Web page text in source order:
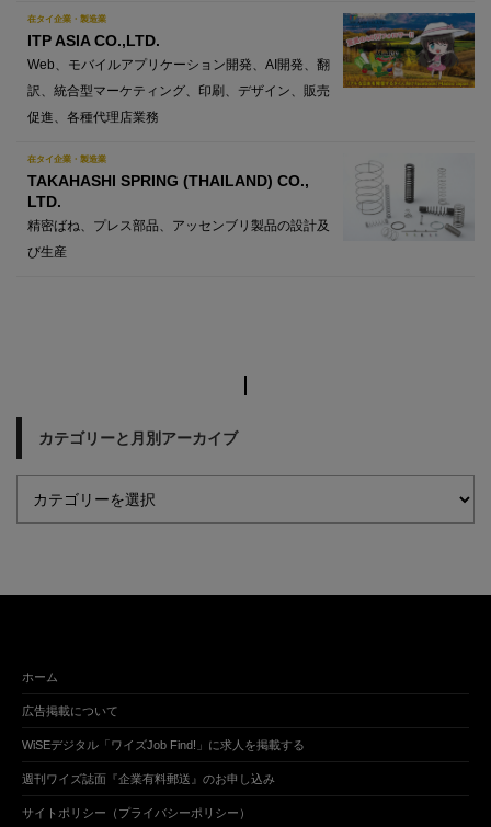
在タイ企業・製造業
ITP ASIA CO.,LTD.
Web、モバイルアプリケーション開発、AI開発、翻
訳、統合型マーケティング、印刷、デザイン、販売
促進、各種代理店業務
在タイ企業・製造業
TAKAHASHI SPRING (THAILAND) CO.,
LTD.
精密ばね、プレス部品、アッセンブリ製品の設計及
び生産
カテゴリーと月別アーカイブ
ホーム
広告掲載について
WiSEデジタル「ワイズJob Find!」に求人を掲載する
週刊ワイズ誌面『企業有料郵送』のお申し込み
サイトポリシー（プライバシーポリシー）